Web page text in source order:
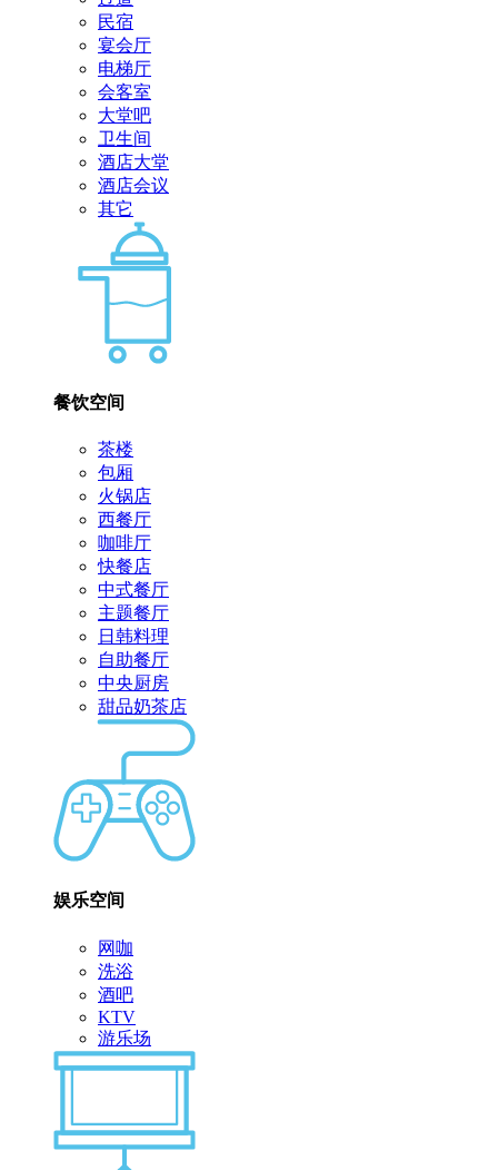
民宿
宴会厅
电梯厅
会客室
大堂吧
卫生间
酒店大堂
酒店会议
其它
餐饮空间
茶楼
包厢
火锅店
西餐厅
咖啡厅
快餐店
中式餐厅
主题餐厅
日韩料理
自助餐厅
中央厨房
甜品奶茶店
娱乐空间
网咖
洗浴
酒吧
KTV
游乐场